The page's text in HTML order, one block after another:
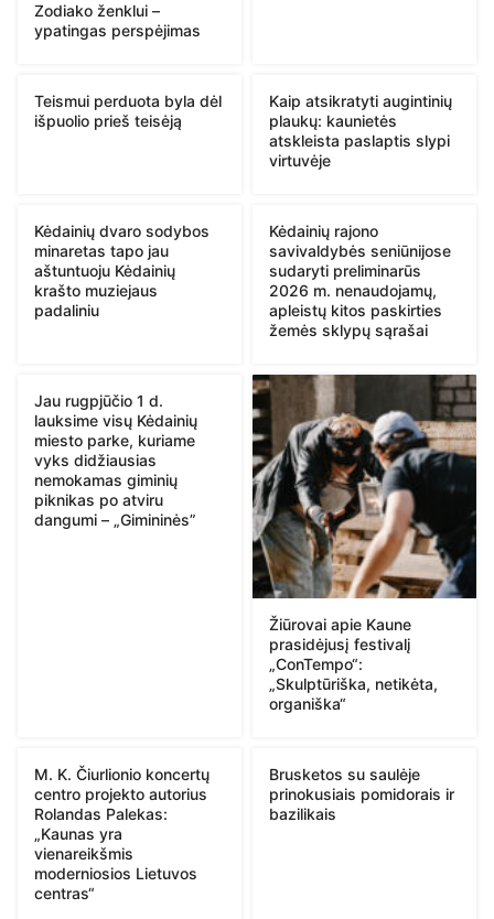
Zodiako ženklui –
ypatingas perspėjimas
Teismui perduota byla dėl
išpuolio prieš teisėją
Kaip atsikratyti augintinių
plaukų: kaunietės
atskleista paslaptis slypi
virtuvėje
Kėdainių dvaro sodybos
minaretas tapo jau
aštuntuoju Kėdainių
krašto muziejaus
padaliniu
Kėdainių rajono
savivaldybės seniūnijose
sudaryti preliminarūs
2026 m. nenaudojamų,
apleistų kitos paskirties
žemės sklypų sąrašai
Jau rugpjūčio 1 d.
lauksime visų Kėdainių
miesto parke, kuriame
vyks didžiausias
nemokamas giminių
piknikas po atviru
dangumi – „Gimininės”
Žiūrovai apie Kaune
prasidėjusį festivalį
„ConTempo“:
„Skulptūriška, netikėta,
organiška“
M. K. Čiurlionio koncertų
centro projekto autorius
Rolandas Palekas:
„Kaunas yra
vienareikšmis
moderniosios Lietuvos
centras“
Brusketos su saulėje
prinokusiais pomidorais ir
bazilikais